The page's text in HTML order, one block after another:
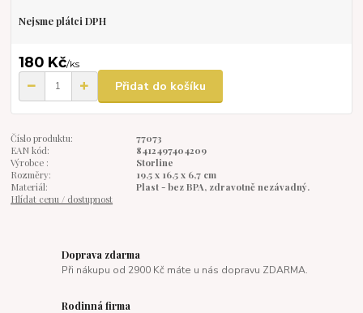
Nejsme plátci DPH
180 Kč/ks
Přidat do košíku
Číslo produktu:
77073
EAN kód:
8412497404209
Výrobce :
Storline
Rozměry:
19,5 x 16,5 x 6,7 cm
Materiál:
Plast - bez BPA, zdravotně nezávadný.
Hlídat cenu / dostupnost
Doprava zdarma
Při nákupu od 2900 Kč máte u nás dopravu ZDARMA.
Rodinná firma